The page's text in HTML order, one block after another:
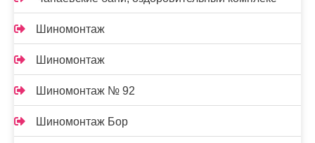
Шиномонтаж
Шиномонтаж
Шиномонтаж № 92
Шиномонтаж Бор